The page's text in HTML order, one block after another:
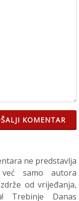
KOMENTAR
ne predstavlja
samo autora
od vrijeđanja,
Trebinje Danas